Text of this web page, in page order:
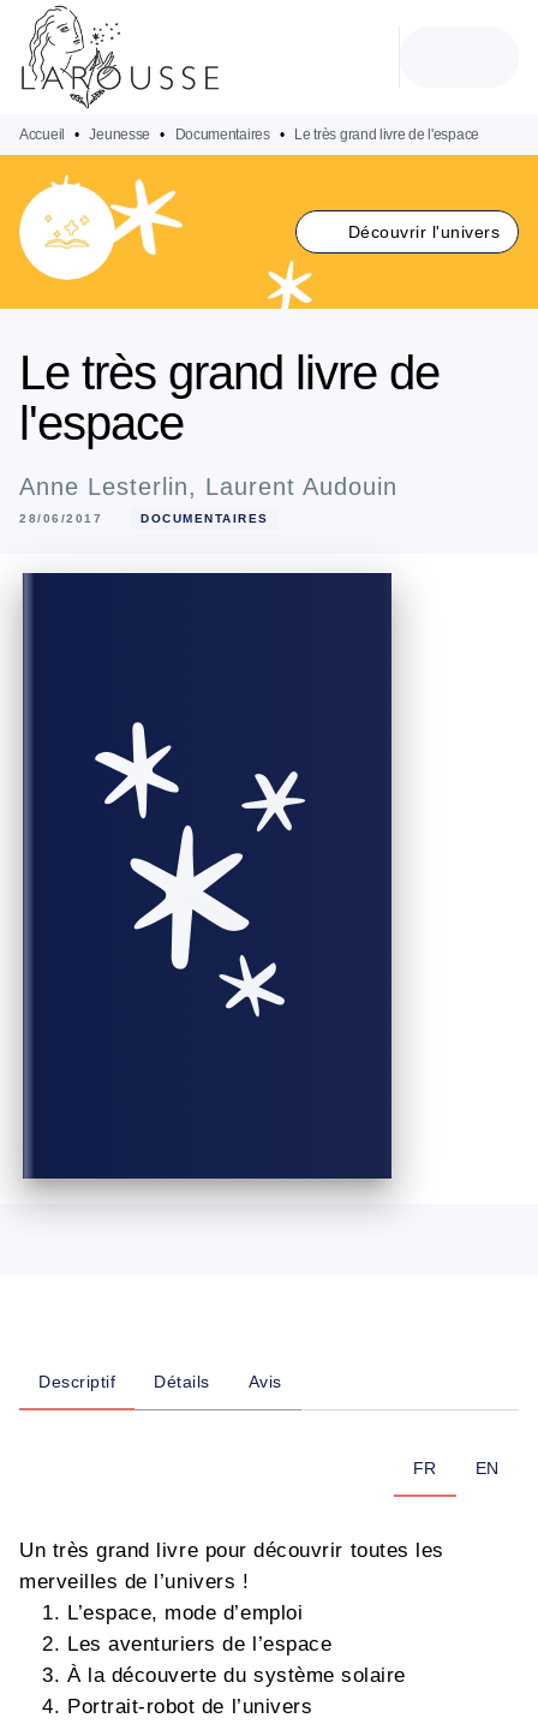
MENU
PIED DE PAGE
Accueil • Jeunesse • Documentaires • Le très grand livre de l'espace
Découvrir l'univers
Le très grand livre de
l'espace
Anne Lesterlin, Laurent Audouin
28/06/2017 DOCUMENTAIRES
Descriptif Détails Avis
FR EN
Un très grand livre pour découvrir toutes les
merveilles de l’univers !
L’espace, mode d’emploi
Les aventuriers de l’espace
À la découverte du système solaire
Portrait-robot de l’univers